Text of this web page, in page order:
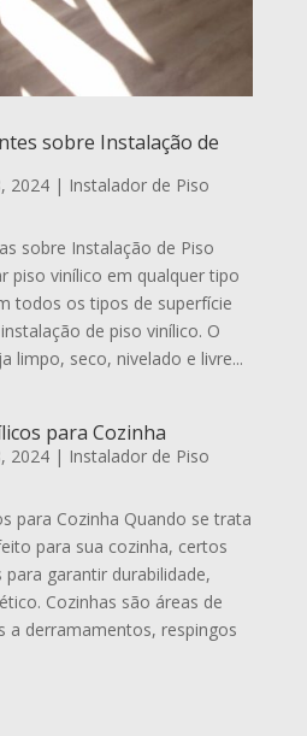
sobre Instalação de
2024| Instalador de Piso
sobre Instalação de Piso
piso vinílico em qualquer tipo
todos os tipos de superfície
de piso vinílico. O
limpo, seco, nivelado e livre...
para Cozinha
2024| Instalador de Piso
para Cozinha Quando se trata
para sua cozinha, certos
garantir durabilidade,
Cozinhas são áreas de
a derramamentos, respingos